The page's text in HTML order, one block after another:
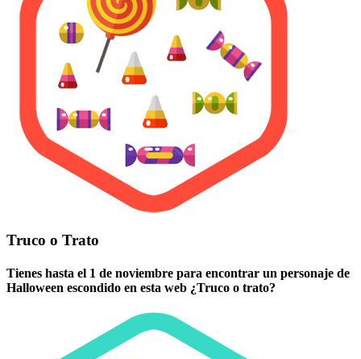
Truco o Trato
Tienes hasta el 1 de noviembre para encontrar un personaje de
Halloween escondido en esta web ¿Truco o trato?